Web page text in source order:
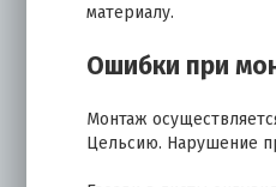
материалу.
Ошибки при
Монтаж
Цельсию. Нарушение